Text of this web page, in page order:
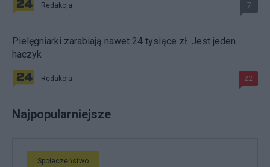
Redakcja 7
Pielęgniarki zarabiają nawet 24 tysiące zł. Jest jeden
haczyk
Redakcja 22
Najpopularniejsze
Społeczeństwo